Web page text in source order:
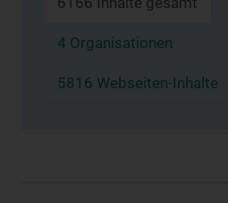
4 Organisationen
5816 Webseiten-Inhalte